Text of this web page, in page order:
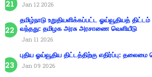
Jan 12 2026
தமிழ்நாடு உறுதியளிக்கப்பட்ட ஓய்வூதியத்
வந்தது: தமிழக அரசு அரசாணை வெளியீடு
Jan 11 2026
புதிய ஓய்வூதிய திட்டத்திற்கு எதிர்ப்பு:
Jan 09 2026